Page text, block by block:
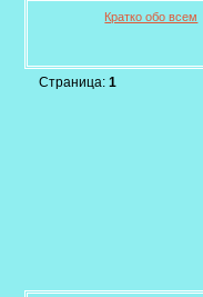
Кратко обо всем
Страница: 1